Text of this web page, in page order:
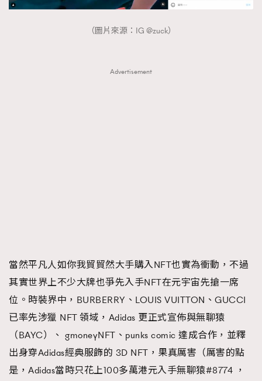
（圖片來源：IG @zuck）
Advertisement
當然平凡人如你我貿貿然大手購入NFT也實為衝動，不過
其實世界上不少大牌也爭先入手NFT在元宇宙先搶一席
位。時裝界中，BURBERRY、LOUIS VUITTON、GUCCI
已率先涉獵 NFT 領域，Adidas 更正式宣佈與無聊猿
（BAYC）、 gmoneyNFT、punks comic 達成合作，並釋
出身穿Adidas經典服飾的 3D NFT，果真厲害（厲害的點
是，Adidas當時只花上100多萬港元入手無聊猿#8774 ，